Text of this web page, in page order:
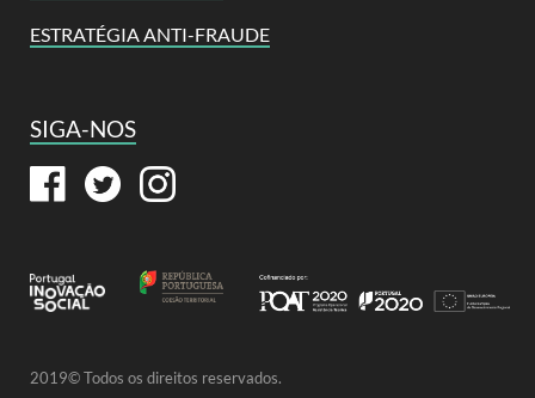
ESTRATÉGIA ANTI-FRAUDE
SIGA-NOS
2019© Todos os direitos reservados.